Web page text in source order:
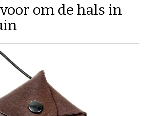
om de hals in